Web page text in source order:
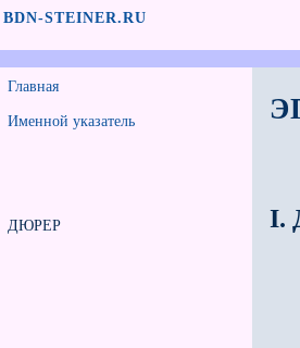
BDN-STEINER.RU
Главная
Именной указатель
ДЮРЕР I.